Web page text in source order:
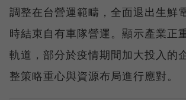
調整在台營運範疇，全面退出生鮮
時結束自有車隊營運。顯示產業正
軌道，部分於疫情期間加大投入的
整策略重心與資源布局進行應對。